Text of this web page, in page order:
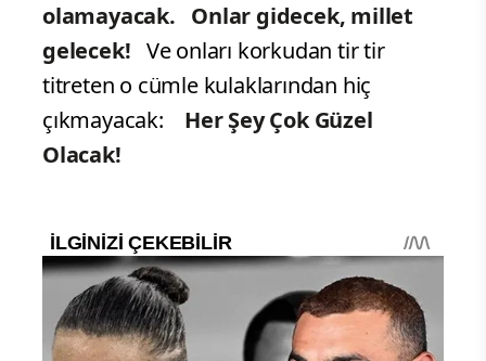
olamayacak. Onlar gidecek, millet
gelecek! Ve onları korkudan tir tir
titreten o cümle kulaklarından hiç
çıkmayacak: Her Şey Çok Güzel
Olacak!